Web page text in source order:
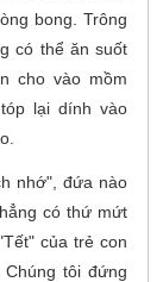
bong. Trông
có thể ăn suốt
cho vào mồm
lại dính vào
nhớ", đứa nào
có thứ mứt
của trẻ con
tôi đứng